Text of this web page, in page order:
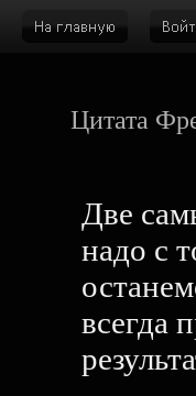
Цитата
Две
надо с
всегда